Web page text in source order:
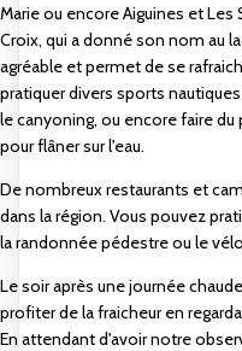
Marieou encoreAiguines etLes
Croix, qui a donné son nom au
agréable et permet de se
pratiquer divers sports
le canyoning, ou encore faire
pour flâner sur l'eau.
De nombreux restaurants et
dans la région. Vous pouvez
la randonnée pédestre ou le
Le soir après une journée
profiter de la fraicheur en
En attendant d'avoir notre